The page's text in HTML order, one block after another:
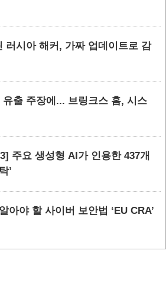
러시아 해커, 가짜 업데이트로 감
출 주장에... 브링크스 홈, 시스
주요 생성형 AI가 인용한 437개
’
아야 할 사이버 보안법 ‘EU CRA’